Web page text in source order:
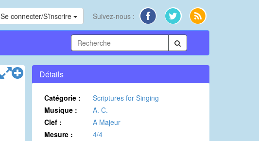
Se connecter/S’inscrire Suivez-nous :
Détails
Catégorie :
Scriptures for Singing
Musique :
A. C.
Clef :
A Majeur
Mesure :
4/4